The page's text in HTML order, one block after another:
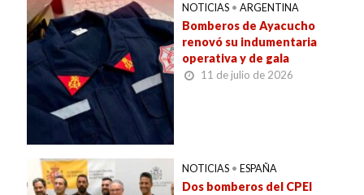
NOTICIAS • ARGENTINA
Bomberos de Ayacucho
renovó su indumentaria
operativa y de gala
11 de julio de 2026
NOTICIAS • ESPAÑA
Dos bomberos del CPEI